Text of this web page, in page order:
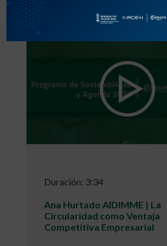
Duración: 3:34
Ana Hurtado AIDIMME | La
Circularidad como Ventaja
Competitiva Empresarial